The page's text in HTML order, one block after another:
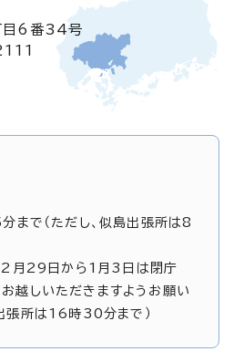
目6番34号
で（ただし、似島出張所は8
月29日から1月3日は閉庁
越しいただきますようお願い
出張所は16時30分まで）